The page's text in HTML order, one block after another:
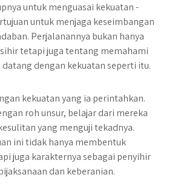
untuk menguasai kekuatan -
untuk menjaga keseimbangan
Perjalanannya bukan hanya
tetapi juga tentang memahami
dengan kekuatan seperti itu.
kekuatan yang ia perintahkan.
roh unsur, belajar dari mereka
yang menguji tekadnya.
ini tidak hanya membentuk
juga karakternya sebagai penyihir
dan keberanian.